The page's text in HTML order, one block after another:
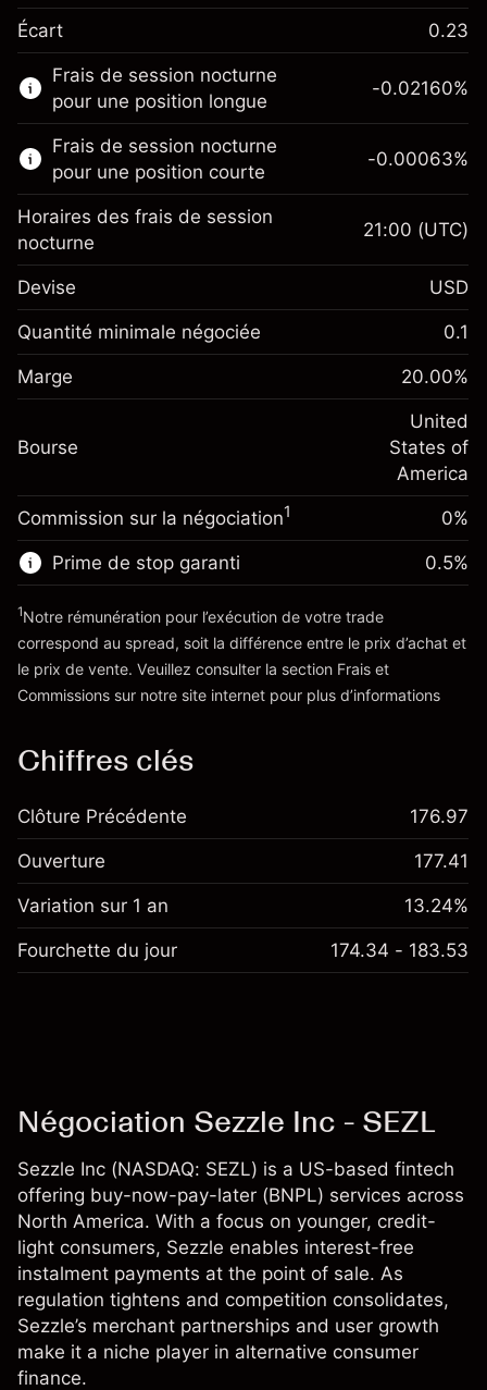
Ce marché financier est disponible pour le
trading de CFD.
En savoir plus sur :
CFD
Écart 0.23
Frais de session nocturne
pour une position longue
Marge. Votre
investissement
Ajustement des fonds de
Frais sur la valeur totale de la
-0.021596
%
(-$1.08)
Taille de la position avec effet de levier
Valeur nominale avec effet de levier
-0.02160%
Frais de session nocturne
pour une position courte
Marge. Votre
$1,000.00
de overnight
position
-0.000626
%
(-$0.03)
Taille de la position avec effet de levier
~$5,000.00
Valeur nominale avec effet de levier
Vers la plateforme
-0.00063%
Horaires des frais de session
nocturne
21:00 (UTC)
Devise USD
Quantité minimale négociée 0.1
Marge 20.00%
Bourse
United
States of
America
Commission sur la négociation1 0%
Prime de stop garanti
'Tarifs et Frais
0.5%
1Notre rémunération pour l’exécution de votre trade
correspond au spread, soit la différence entre le prix d’achat et
le prix de vente. Veuillez consulter la section Frais et
Commissions sur notre site internet pour plus d’informations
Chiffres clés
Clôture Précédente 176.97
Ouverture 177.41
Variation sur 1 an 13.24%
Fourchette du jour 174.34 - 183.53
Négociation Sezzle Inc - SEZL
Sezzle Inc (NASDAQ: SEZL) is a US-based fintech
offering buy-now-pay-later (BNPL) services across
North America. With a focus on younger, credit-
light consumers, Sezzle enables interest-free
instalment payments at the point of sale. As
regulation tightens and competition consolidates,
Sezzle’s merchant partnerships and user growth
make it a niche player in alternative consumer
finance.